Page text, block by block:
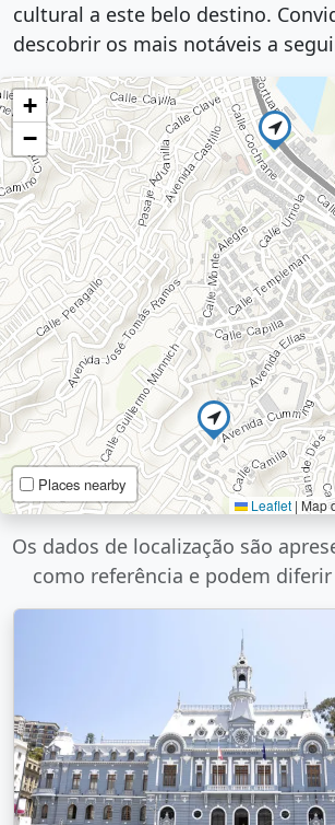
cultural a este belo destino.
descobrir os mais notáveis ​​​​a
+
−
Places nearby
Leaflet | Map
Os dados de localização são
como referência e podem